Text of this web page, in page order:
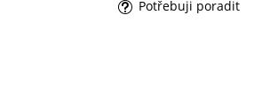
Potřebuji poradit